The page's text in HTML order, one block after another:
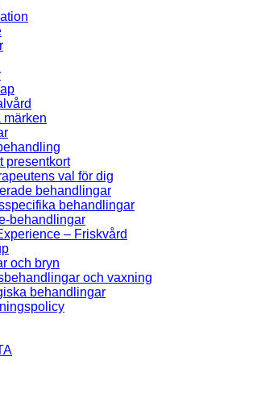
märken
presentkort
val för dig
behandlingar
behandlingar
behandlingar
– Friskvård
och bryn
och vaxning
behandlingar